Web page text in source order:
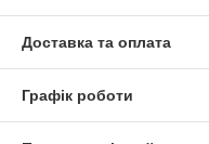
Доставка та оплата
Графік роботи